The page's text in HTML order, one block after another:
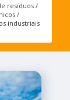
resíduos
industriais